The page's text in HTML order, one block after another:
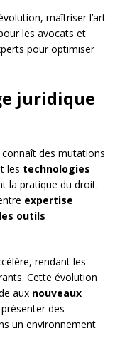
maîtriser l’art
les avocats et
pour optimiser
juridique
connaît des mutations
les technologies
la pratique du droit.
expertise
outils
rendant les
Cette évolution
aux nouveaux
des
un environnement